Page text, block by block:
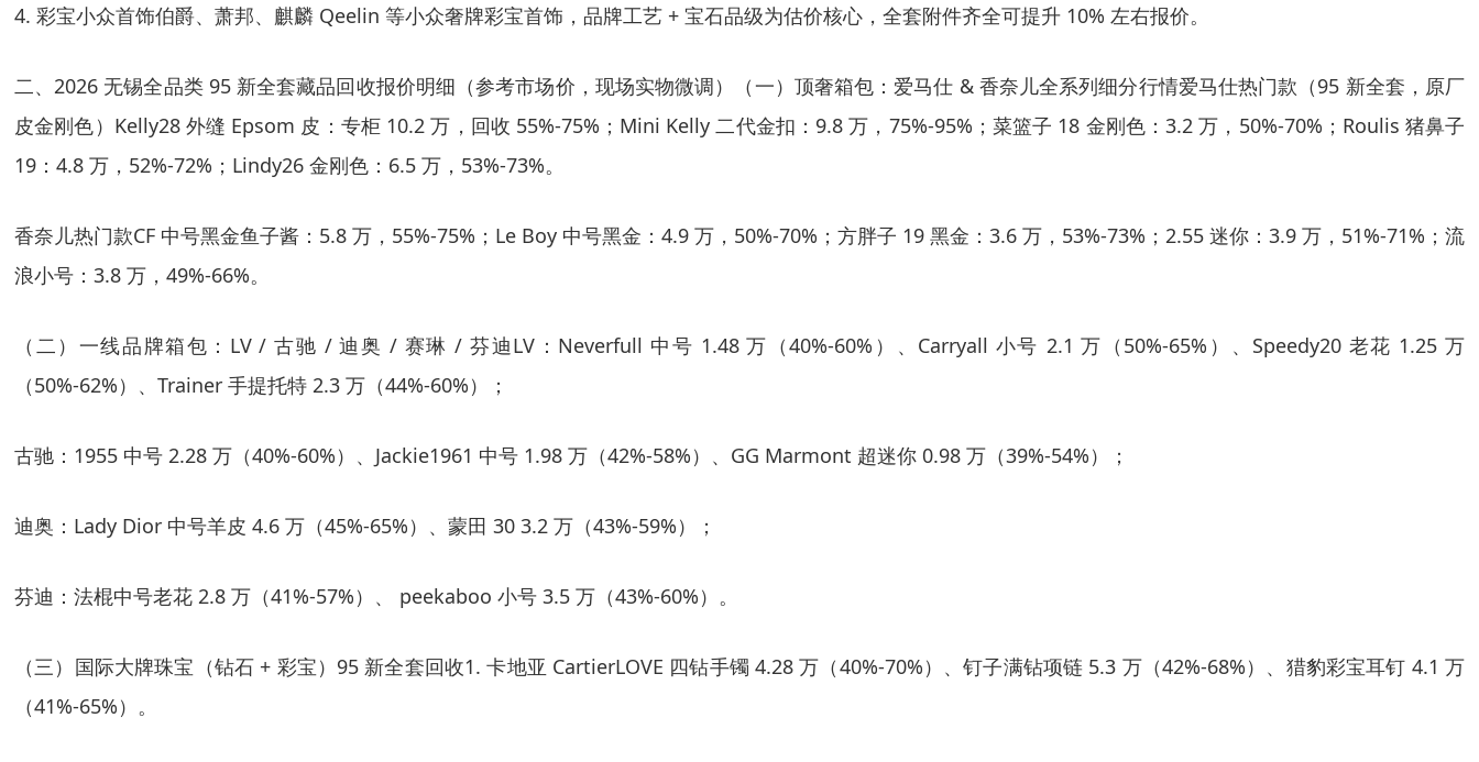
4. 彩宝小众首饰伯爵、萧邦、麒麟 Qeelin 等小众奢牌彩宝首饰，品牌工艺 + 宝石品级为估价核心，全套附件齐全可提升 10% 左右报价。
二、2026 无锡全品类 95 新全套藏品回收报价明细（参考市场价，现场实物微调）（一）顶奢箱包：爱马仕 & 香奈儿全系列细分行情爱马仕热门款（95 新全套，原厂
皮金刚色）Kelly28 外缝 Epsom 皮：专柜 10.2 万，回收 55%-75%；Mini Kelly 二代金扣：9.8 万，75%-95%；菜篮子 18 金刚色：3.2 万，50%-70%；Roulis 猪鼻子
19：4.8 万，52%-72%；Lindy26 金刚色：6.5 万，53%-73%。
香奈儿热门款CF 中号黑金鱼子酱：5.8 万，55%-75%；Le Boy 中号黑金：4.9 万，50%-70%；方胖子 19 黑金：3.6 万，53%-73%；2.55 迷你：3.9 万，51%-71%；流
浪小号：3.8 万，49%-66%。
（二）一线品牌箱包：LV / 古驰 / 迪奥 / 赛琳 / 芬迪LV ：Neverfull 中号 1.48 万（40%-60%）、Carryall 小号 2.1 万（50%-65%）、Speedy20 老花 1.25 万
（50%-62%）、Trainer 手提托特 2.3 万（44%-60%）；
古驰 ：1955 中号 2.28 万（40%-60%）、Jackie1961 中号 1.98 万（42%-58%）、GG Marmont 超迷你 0.98 万（39%-54%）；
迪奥 ：Lady Dior 中号羊皮 4.6 万（45%-65%）、蒙田 30 3.2 万（43%-59%）；
芬迪 ：法棍中号老花 2.8 万（41%-57%）、 peekaboo 小号 3.5 万（43%-60%）。
（三）国际大牌珠宝（钻石 + 彩宝）95 新全套回收1. 卡地亚 CartierLOVE 四钻手镯 4.28 万（40%-70%）、钉子满钻项链 5.3 万（42%-68%）、猎豹彩宝耳钉 4.1 万
（41%-65%）。